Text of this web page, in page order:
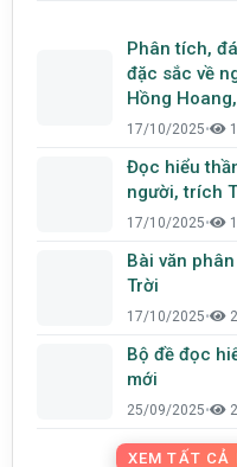
Phân tích,
đặc sắc về
Hồng
17/10/2025•
Đọc hiểu
người, trích
17/10/2025•
Bài văn
Trời
17/10/2025•
Bộ đề đọc
mới
25/09/2025•
XEM TẤT CẢ